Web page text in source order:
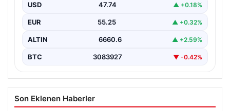
Elazığ’da tefecilere borçlandığı iddiasıyla yaşamına son
büyük…
USD 47.74 ▲ +0.18%
EUR 55.25 ▲ +0.32%
ALTIN 6660.6 ▲ +2.59%
BTC 3083927 ▼ -0.42%
Son Eklenen Haberler